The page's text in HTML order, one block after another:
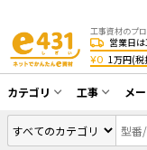
営業日
¥0 1万円(税
カテゴリ
同軸ケーブル／テ
工事 メ